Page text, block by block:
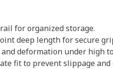
for organized storage.
deep length for secure
and deformation under high
fit to prevent slippage